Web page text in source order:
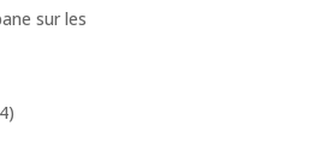
sur les